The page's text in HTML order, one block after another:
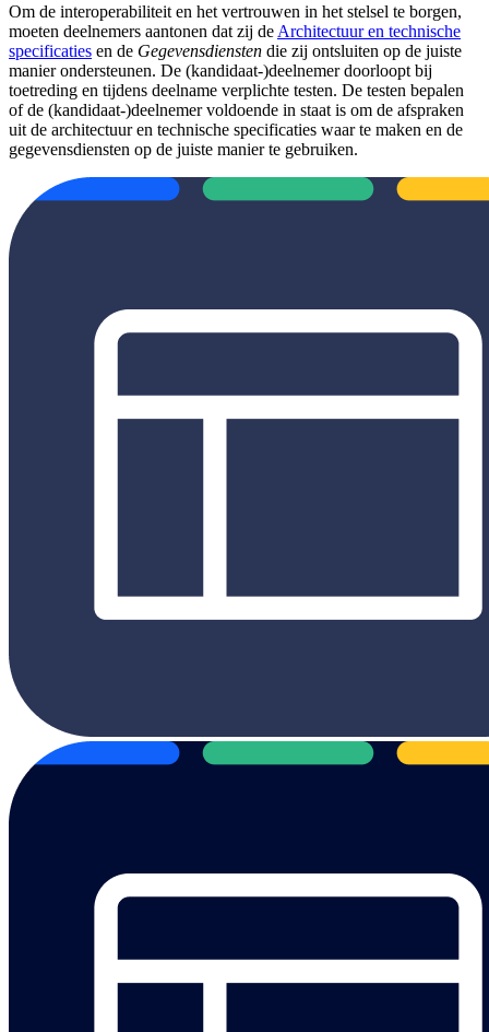
Om de interoperabiliteit en het vertrouwen in het stelsel te borgen,
moeten deelnemers aantonen dat zij de Architectuur en technische
specificaties en de Gegevensdiensten die zij ontsluiten op de juiste
manier ondersteunen. De (kandidaat-)deelnemer doorloopt bij
toetreding en tijdens deelname verplichte testen. De testen bepalen
of de (kandidaat-)deelnemer voldoende in staat is om de afspraken
uit de architectuur en technische specificaties waar te maken en de
gegevensdiensten op de juiste manier te gebruiken.